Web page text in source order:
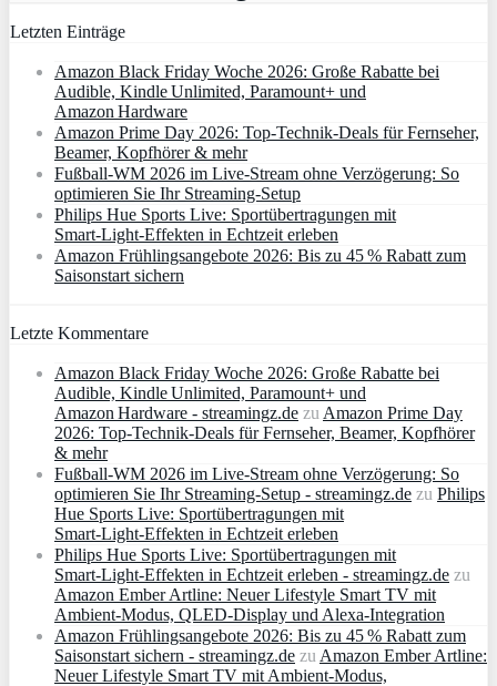
Letzten Einträge
Amazon Black Friday Woche 2026: Große Rabatte bei
Audible, Kindle Unlimited, Paramount+ und
Amazon Hardware
Amazon Prime Day 2026: Top-Technik-Deals für Fernseher,
Beamer, Kopfhörer & mehr
Fußball-WM 2026 im Live-Stream ohne Verzögerung: So
optimieren Sie Ihr Streaming-Setup
Philips Hue Sports Live: Sportübertragungen mit
Smart‑Light‑Effekten in Echtzeit erleben
Amazon Frühlingsangebote 2026: Bis zu 45 % Rabatt zum
Saisonstart sichern
Letzte Kommentare
Amazon Black Friday Woche 2026: Große Rabatte bei
Audible, Kindle Unlimited, Paramount+ und
Amazon Hardware - streamingz.de zuAmazon Prime Day
2026: Top-Technik-Deals für Fernseher, Beamer, Kopfhörer
& mehr
Fußball-WM 2026 im Live-Stream ohne Verzögerung: So
optimieren Sie Ihr Streaming-Setup - streamingz.de zu Philips
Hue Sports Live: Sportübertragungen mit
Smart‑Light‑Effekten in Echtzeit erleben
Philips Hue Sports Live: Sportübertragungen mit
Smart‑Light‑Effekten in Echtzeit erleben - streamingz.de zu
Amazon Ember Artline: Neuer Lifestyle Smart TV mit
Ambient‑Modus, QLED‑Display und Alexa‑Integration
Amazon Frühlingsangebote 2026: Bis zu 45 % Rabatt zum
Saisonstart sichern - streamingz.de zuAmazon Ember Artline:
Neuer Lifestyle Smart TV mit Ambient‑Modus,